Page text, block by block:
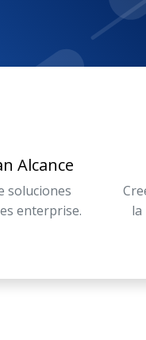
Alcance
soluciones
enterprise.
la